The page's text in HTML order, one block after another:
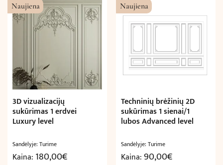
Naujiena
3D vizualizacijų
sukūrimas 1 erdvei
Luxury level
Sandėlyje: Turime
Kaina: 180,00€
Naujiena
Techninių brėžinių 2D
sukūrimas 1 sienai/1
lubos Advanced level
Sandėlyje: Turime
Kaina:90,00€